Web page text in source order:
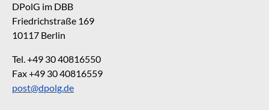
DPolG im DBB
Friedrichstraße 169
10117 Berlin
Tel. +49 30 40816550
Fax +49 30 40816559
post@dpolg.de